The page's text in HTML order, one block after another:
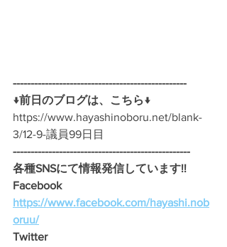
-------------------------------------------------
↓前日のブログは、こちら↓
https://www.hayashinoboru.net/blank-
3/12-9-議員99日目
--------------------------------------------------
各種SNSにて情報発信しています!!
Facebook
https://www.facebook.com/hayashi.nob
oruu/
Twitter